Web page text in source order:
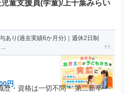
童支援員(学童)/上千葉みらい
あり(過去実績6か月分)｜週休2日制
円
歴・資格は一切不問＊ 第二新卒・